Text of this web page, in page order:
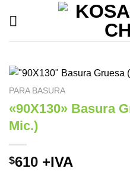
PARA BASURA
«90X130» Basura
Mic.)
$610 +IVA